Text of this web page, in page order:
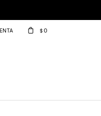
$ 0